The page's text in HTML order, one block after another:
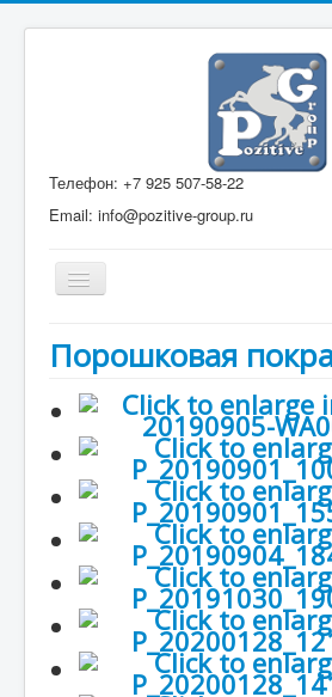
Телефон: +7 925 507-58-22
Email: info@pozitive-group.ru
Включить/
выключить
Экспозиторы
Металлические конструкции
Порошковая покраска
Фрезеровка
Порошковая